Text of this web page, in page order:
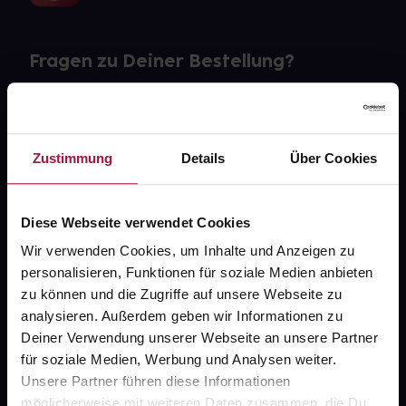
Zustimmung Details Über Cookies
Diese Webseite verwendet Cookies
Wir verwenden Cookies, um Inhalte und Anzeigen zu
personalisieren, Funktionen für soziale Medien anbieten
zu können und die Zugriffe auf unsere Webseite zu
analysieren. Außerdem geben wir Informationen zu
Deiner Verwendung unserer Webseite an unsere Partner
für soziale Medien, Werbung und Analysen weiter.
Unsere Partner führen diese Informationen
Fragen zu Deiner Bestellung?
Über uns
Karriere